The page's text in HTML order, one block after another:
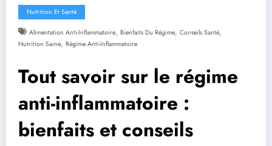
Nutrition Et Santé
Alimentation Anti-Inflammatoire, Bienfaits Du Régime, Conseils Santé,
Nutrition Saine, Régime Anti-Inflammatoire
Tout savoir sur le régime
anti-inflammatoire :
bienfaits et conseils